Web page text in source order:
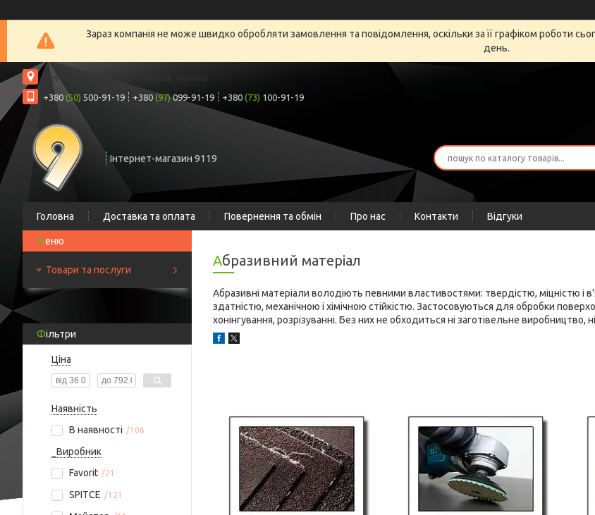
Зараз компанія не може швидко обробляти замовлення та повідомлення, оскільки за її графіком роботи
день.
вул. Шрага, 6а, офіс 2, Чернігів, Україна
+380 (50) 500-91-19 +380 (97)099-91-19 +380 (73) 100-91-19
Інтернет-магазин 9119
Головна Доставка та оплата Повернення та обмін Про нас Контакти Відгуки
Товари та послуги
Фільтри
Ціна
Наявність
В наявності
106
_Виробник
Favorit
21
SPITCE 121
Абразивний матеріал
Абразивні матеріали володіють певними властивостями: твердістю, міцністю і
здатністю, механічною і хімічною стійкістю. Застосовуються для обробки
хонінгування, розрізуванні. Без них не обходиться ні заготівельне виробництво,